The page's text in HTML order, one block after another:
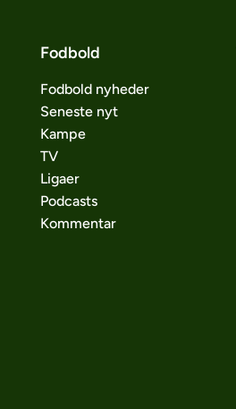
Fodbold
Fodbold nyheder
Seneste nyt
Kampe
TV
Ligaer
Podcasts
Kommentar